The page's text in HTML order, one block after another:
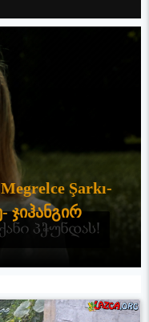
Şarkı-
ჯიჰანგირ